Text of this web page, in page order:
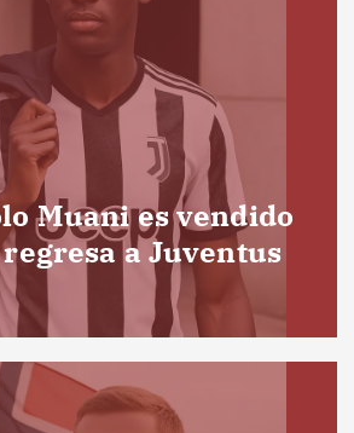
Muani es vendido
a Juventus